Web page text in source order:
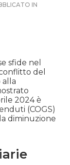
IN
sfide nel
del
alla
2024 è
(COGS)
diminuzione